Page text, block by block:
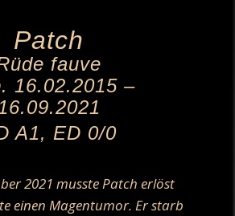
Patch
fauve
16.02.2015 –
A1, ED 0/0
2021 musste Patch erlöst
einen Magentumor. Er starb